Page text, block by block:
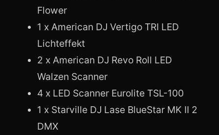
Flower
1 x American DJ Vertigo TRI LED
Lichteffekt
2 x American DJ Revo Roll LED
Walzen Scanner
4 x LED Scanner Eurolite TSL-100
1 x Starville DJ Lase BlueStar MK II 2
DMX